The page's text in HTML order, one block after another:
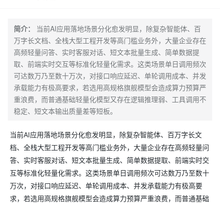
简介：
当前AI应用落地场景分化愈发明显，除复杂智能体、百
万字长文档、全栈大型工程开发等高门槛业务外，大量企业存在
高频轻量问答、实时客服对话、短文本批量生成、简单数据提
取、前端实时交互等标准化轻量化需求。这类场景单日调用频次
可达数万乃至数十万次，对接口响应延迟、单轮调用成本、并发
承载能力有极高要求，若选用高规格旗舰模型会造成算力预算严
重浪费，而普通基础轻量化模型又存在逻辑推理弱、工具调用不
稳定、短文本输出质量差等短板。
当前AI应用落地场景分化愈发明显，除复杂智能体、百万字长文
档、全栈大型工程开发等高门槛业务外，大量企业存在高频轻量问
答、实时客服对话、短文本批量生成、简单数据提取、前端实时交
互等标准化轻量化需求。这类场景单日调用频次可达数万乃至数十
万次，对接口响应延迟、单轮调用成本、并发承载能力有极高要
求，若选用高规格旗舰模型会造成算力预算严重浪费，而普通基础